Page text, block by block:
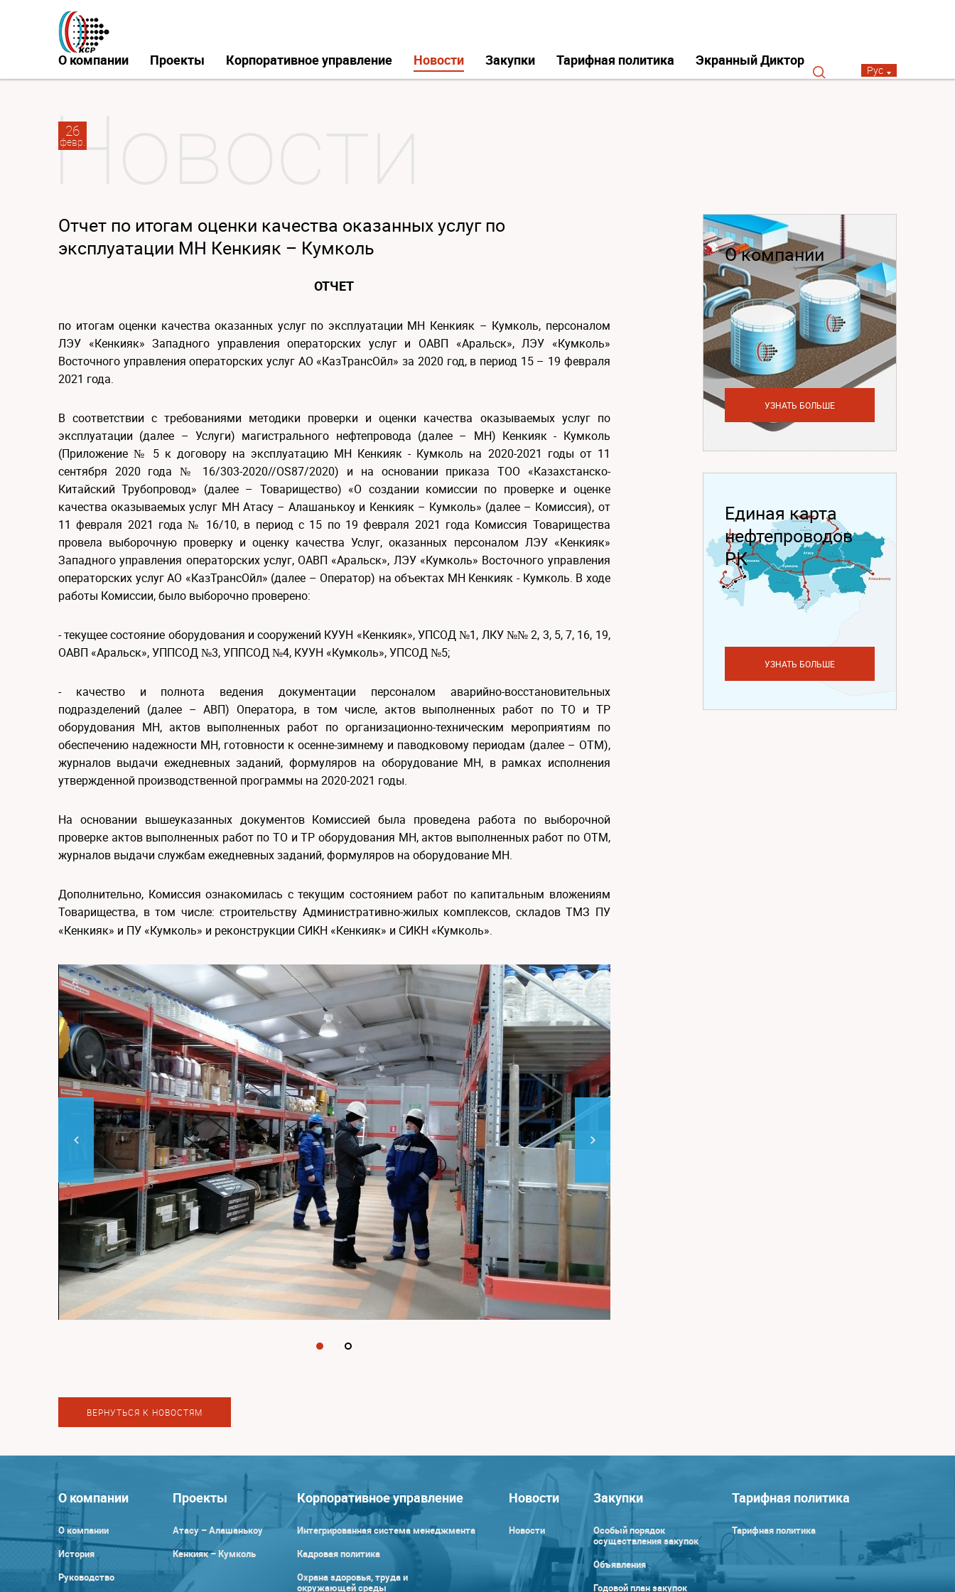
О компании Проекты Корпоративное управление Новости Закупки Тарифная политика Экранный Диктор
Рус
26
февр.
Отчет по итогам оценки качества оказанных услуг по
эксплуатации МН Кенкияк – Кумколь
ОТЧЕТ
по итогам оценки качества оказанных услуг по эксплуатации МН Кенкияк – Кумколь, персоналом
ЛЭУ «Кенкияк» Западного управления операторских услуг и ОАВП «Аральск», ЛЭУ «Кумколь»
Восточного управления операторских услуг АО «КазТрансОйл» за 2020 год, в период 15 – 19 февраля
2021 года.
В соответствии с требованиями методики проверки и оценки качества оказываемых услуг по
эксплуатации (далее – Услуги) магистрального нефтепровода (далее – МН) Кенкияк - Кумколь
(Приложение № 5 к договору на эксплуатацию МН Кенкияк - Кумколь на 2020-2021 годы от 11
сентября 2020 года № 16/303-2020//OS87/2020) и на основании приказа ТОО «Казахстанско-
Китайский Трубопровод» (далее – Товарищество) «О создании комиссии по проверке и оценке
качества оказываемых услуг МН Атасу – Алашанькоу и Кенкияк – Кумколь» (далее – Комиссия), от
11 февраля 2021 года № 16/10, в период с 15 по 19 февраля 2021 года Комиссия Товарищества
провела выборочную проверку и оценку качества Услуг, оказанных персоналом ЛЭУ «Кенкияк»
Западного управления операторских услуг, ОАВП «Аральск», ЛЭУ «Кумколь» Восточного управления
операторских услуг АО «КазТрансОйл» (далее – Оператор) на объектах МН Кенкияк - Кумколь. В ходе
работы Комиссии, было выборочно проверено:
- текущее состояние оборудования и сооружений КУУН «Кенкияк», УПСОД №1, ЛКУ №№ 2, 3, 5, 7, 16, 19,
ОАВП «Аральск», УППСОД №3, УППСОД №4, КУУН «Кумколь», УПСОД №5;
- качество и полнота ведения документации персоналом аварийно-восстановительных
подразделений (далее – АВП) Оператора, в том числе, актов выполненных работ по ТО и ТР
оборудования МН, актов выполненных работ по организационно-техническим мероприятиям по
обеспечению надежности МН, готовности к осенне-зимнему и паводковому периодам (далее – ОТМ),
журналов выдачи ежедневных заданий, формуляров на оборудование МН, в рамках исполнения
утвержденной производственной программы на 2020-2021 годы.
На основании вышеуказанных документов Комиссией была проведена работа по выборочной
проверке актов выполненных работ по ТО и ТР оборудования МН, актов выполненных работ по ОТМ,
журналов выдачи службам ежедневных заданий, формуляров на оборудование МН.
Дополнительно, Комиссия ознакомилась с текущим состоянием работ по капитальным вложениям
Товарищества, в том числе: строительству Административно-жилых комплексов, складов ТМЗ ПУ
«Кенкияк» и ПУ «Кумколь» и реконструкции СИКН «Кенкияк» и СИКН «Кумколь».
ВЕРНУТЬСЯ К НОВОСТЯМ
О компании
УЗНАТЬ БОЛЬШЕ
Единая карта
нефтепроводов
РК
УЗНАТЬ БОЛЬШЕ
О компании
О компании
История
Руководство
Проекты
Атасу – Алашанькоу
Кенкияк – Кумколь
Корпоративное управление
Интегрированная система менеджмента
Кадровая политика
Охрана здоровья, труда и
окружающей среды
Новости
Новости
Закупки
Особый порядок
осуществления закупок
Объявления
Годовой план закупок
Тарифная политика
Тарифная политика